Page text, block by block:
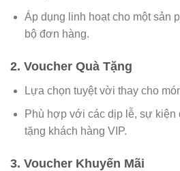
Áp dụng linh hoạt cho một sản
bộ đơn hàng.
2. Voucher Quà Tặng
Lựa chọn tuyệt vời thay cho
Phù hợp với các dịp lễ, sự kiện
tặng khách hàng VIP.
3. Voucher Khuyến Mãi